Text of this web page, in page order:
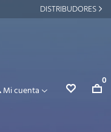
DISTRIBUDORES
Mi cuenta
0